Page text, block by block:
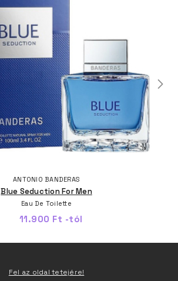
ANTONIO BANDERAS
Blue Seduction For Men
Eau De Toilette
11.900 Ft -tól
Fel az oldal tetejére!